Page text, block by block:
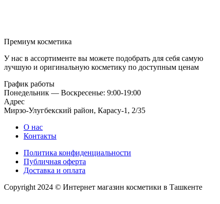
Премиум косметика
У нас в ассортименте вы можете подобрать для себя самую
лучшую и оригинальную косметику по доступным ценам
График работы
Понедельник — Воскресенье: 9:00-19:00
Адрес
Мирзо-Улугбекский район, Карасу-1, 2/35
О нас
Контакты
Политика конфиденциальности
Публичная оферта
Доставка и оплата
Copyright 2024 © Интернет магазин косметики в Ташкенте